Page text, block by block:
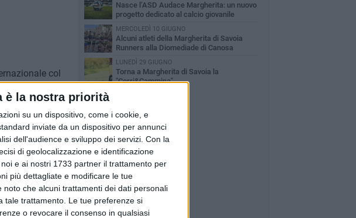
è la nostra priorità
su un dispositivo, come i cookie, e
inviate da un dispositivo per annunci
dell'audience e sviluppo dei servizi. Con la
di geolocalizzazione e identificazione
e ai nostri 1733 partner il trattamento per
più dettagliate e modificare le tue
noto che alcuni trattamenti dei dati personali
tale trattamento. Le tue preferenze si
o revocare il consenso in qualsiasi
col
categoria
tecnico
Plovdiv, in
Nasce l’ASD Audace Margherita: un nuovo
progetto dedicato al calcio giovanile
MERCOLEDÌ 10 GIUGNO
Alcuni atleti della Margherita di Savoia
Runners alla Diomediade di Canosa
LUNEDÌ 29 GIUGNO
Torna a Margherita di Savoia la
"Corri&Cammina"